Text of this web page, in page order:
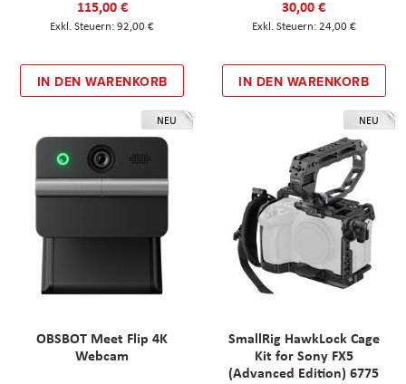
115,00 €
92,00 €
IN DEN WARENKORB
30,00 €
24,00 €
IN DEN WARENKORB
NEU
OBSBOT Meet Flip 4K
Webcam
NEU
SmallRig HawkLock Cage
Kit for Sony FX5
(Advanced Edition) 6775